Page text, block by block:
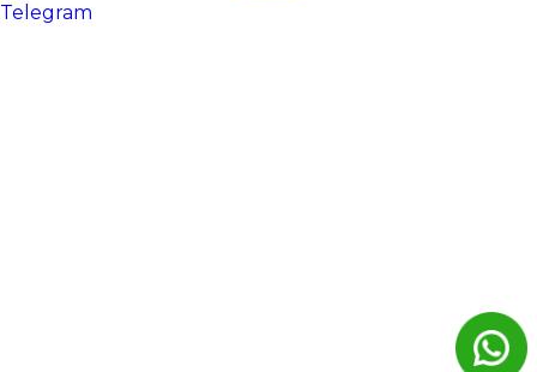
Telegram